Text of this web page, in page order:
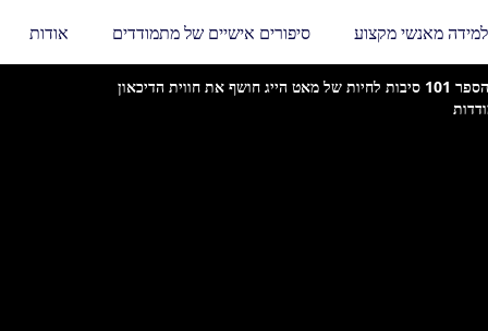
למידה מאנשי מקצוע סיפורים אישיים של מתמודדים אודות
הספר 101 סיבות לחיות של מאט הייג חושף את חווית הדיכאון